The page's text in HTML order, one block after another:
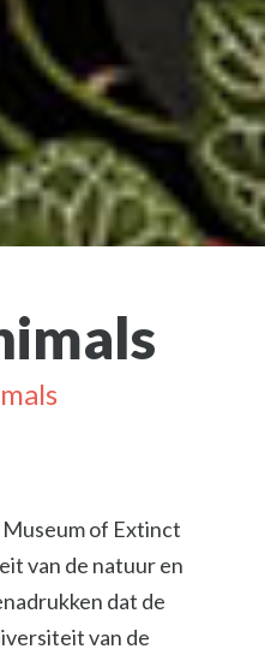
of Extinct
van de natuur en
dat de
van de